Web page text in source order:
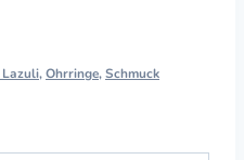
Lazuli,Ohrringe,Schmuck